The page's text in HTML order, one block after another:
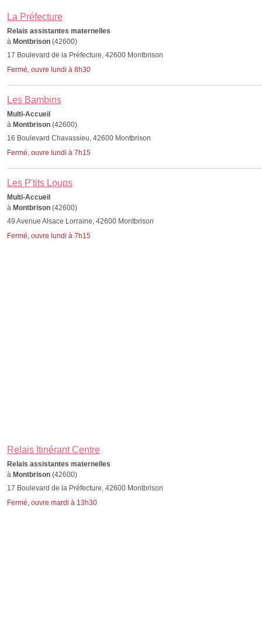
La Préfecture
Relais assistantes maternelles
à Montbrison (42600)
17 Boulevard de la Préfecture, 42600 Montbrison
Fermé, ouvre lundi à 8h30
Les Bambins
Multi-Accueil
à Montbrison (42600)
16 Boulevard Chavassieu, 42600 Montbrison
Fermé, ouvre lundi à 7h15
Les P'tits Loups
Multi-Accueil
à Montbrison (42600)
49 Avenue Alsace Lorraine, 42600 Montbrison
Fermé, ouvre lundi à 7h15
Relais Itinérant Centre
Relais assistantes maternelles
à Montbrison (42600)
17 Boulevard de la Préfecture, 42600 Montbrison
Fermé, ouvre mardi à 13h30